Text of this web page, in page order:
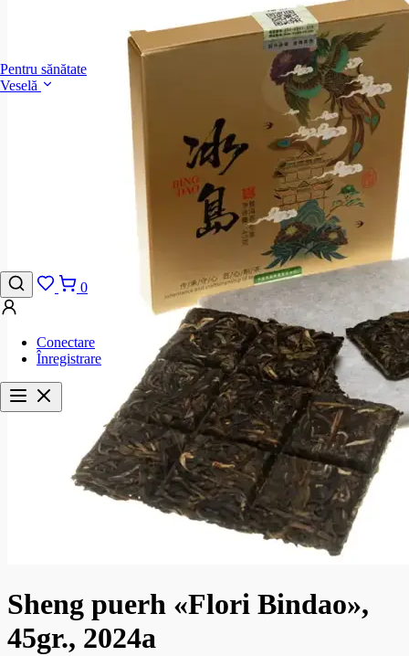
Pentru sănătate
Veselă
0
Conectare
Înregistrare
Sheng puerh «Flori Bindao»,
45gr., 2024a